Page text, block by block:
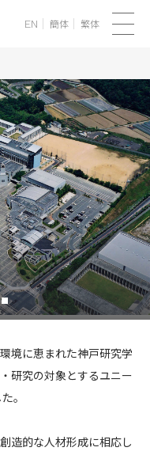
ュ
ー
EN 簡体 繁体
5
境に恵まれた神戸研究学
研究の対象とするユニー
。
造的な人材形成に相応し